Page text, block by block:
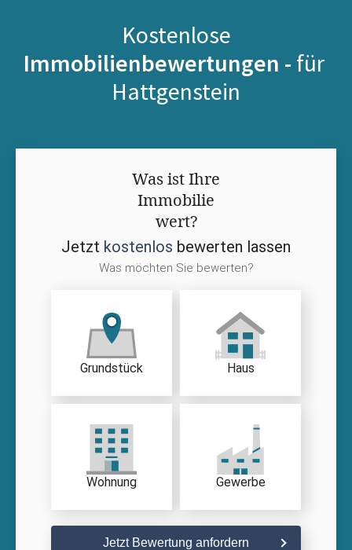
Kostenlose
Immobilienbewertungen - für
Hattgenstein
Was ist Ihre
Immobilie
wert?
Jetzt kostenlos bewerten lassen
Was möchten Sie bewerten?
Grundstück Haus
Wohnung Gewerbe
Jetzt Bewertung anfordern